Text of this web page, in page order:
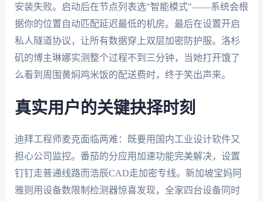
安装失败。启动后在节点列表选"智能模式"——系统会根
据你的位置自动匹配延迟最低的机房。最后在设置开启
私人隧道协议，让所有数据穿上双层加密防护服。洛杉
矶的博主琳娜实测整个过程不到三分钟，当她打开饿了
么看到周围黄焖鸡米饭的配送费时，终于笑出声来。
真实用户的关键抉择时刻
迪拜工程师麦克面临两难：既要用国内工业设计软件又
担心公司监控。番茄的分应用加速功能完美解决，设置
钉钉走普通线路而浩辰CAD走加密专线。新加坡宝妈阿
雅则用设备数限制检测器惊喜发现，全家四台设备同时